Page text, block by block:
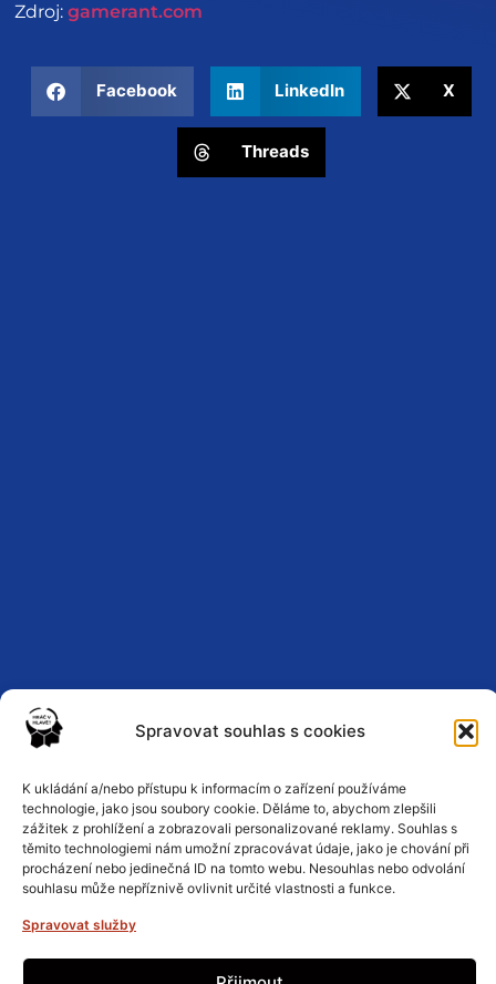
Spravovat souhlas s cookies
K ukládání a/nebo přístupu k informacím o zařízení používáme
technologie, jako jsou soubory cookie. Děláme to, abychom zlepšili
zážitek z prohlížení a zobrazovali personalizované reklamy. Souhlas s
těmito technologiemi nám umožní zpracovávat údaje, jako je chování při
procházení nebo jedinečná ID na tomto webu. Nesouhlas nebo odvolání
souhlasu může nepříznivě ovlivnit určité vlastnosti a funkce.
Spravovat služby
Zdroj: gamerant.com
Facebook LinkedIn X
Threads
Zásady ochrany osobních údajů
Podmínky a pravidla